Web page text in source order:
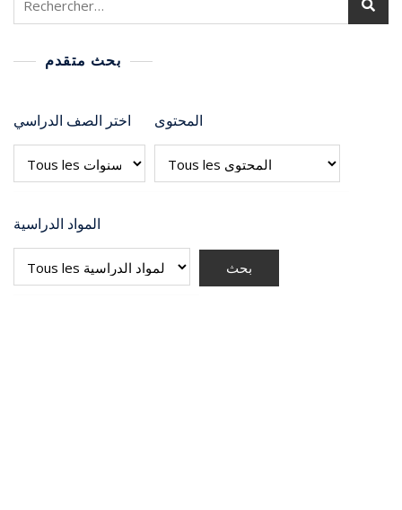
بحث متقدم
اختر الصف الدراسي المحتوى
المواد الدراسية